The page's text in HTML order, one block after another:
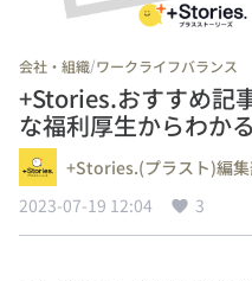
会社・組織/ワークライフバランス
+Stories.おすすめ
な福利厚生からわか
+Stories.(プラスト)編
2023-07-19 12:04
3